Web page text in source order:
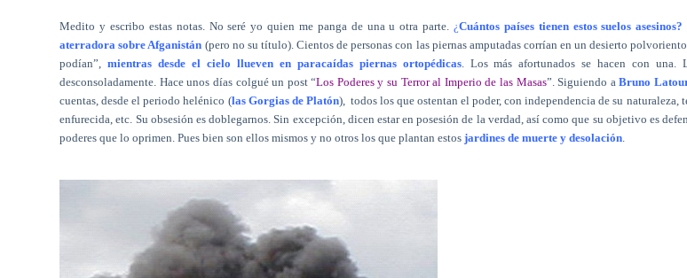
Medito y escribo estas notas. No seré yo quien me panga de una u otra parte. ¿Cuántos países tienen estos suelos asesinos?
aterradora sobre Afganistán (pero no su título). Cientos de personas con las piernas amputadas corrían en un desierto
podían”,mientras desde el cielo llueven en paracaídas piernas ortopédicas. Los más afortunados se hacen con una.
desconsoladamente. Hace unos días colgué un post “Los Poderes y su Terror al Imperio de las Masas”. Siguiendo aBruno
cuentas, desde el periodo helénico (las Gorgias de Platón), todos los que ostentan el poder, con independencia de su naturaleza,
enfurecida, etc. Su obsesión es doblegarnos. Sin excepción, dicen estar en posesión de la verdad, así como que su objetivo es
poderes que lo oprimen. Pues bien son ellos mismos y no otros los que plantan estosjardines de muerte y desolación.